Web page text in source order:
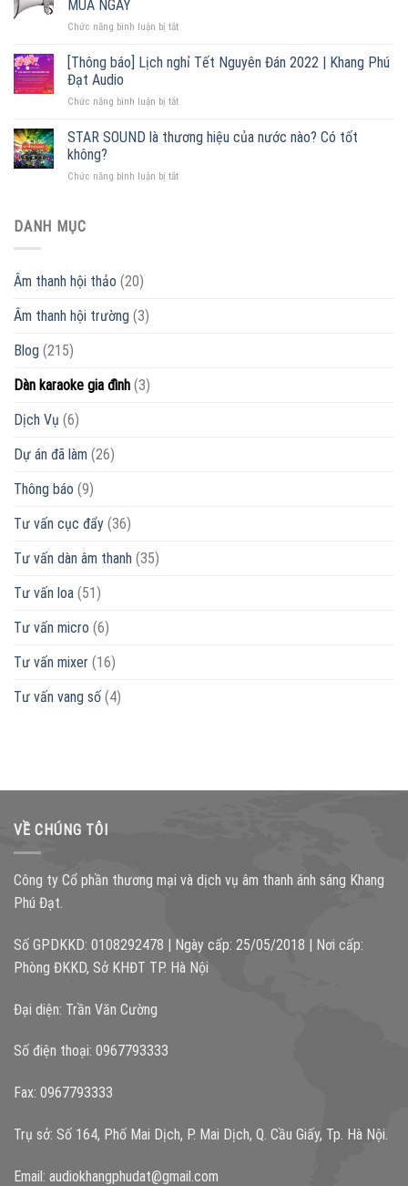
tốt
–
lý
phân
lớn
Miền
MUA NGAY
Chức năng bình luận bị tắtở
tạo
loa
thanh
+
loa
[Thông báo] Lịch nghỉ Tết Nguyên Đán 2022 | Khang Phú
Đạt Audio
Chức năng bình luận bị tắtở
báo]
Tết
STAR SOUND là thương hiệu của nước nào? Có tốt
không?
Chức năng bình luận bị tắtở
DANH MỤC
Âm thanh hội thảo (20)
Âm thanh hội trường (3)
Blog (215)
Dàn karaoke gia đình (3)
Dịch Vụ (6)
Dự án đã làm (26)
Thông báo (9)
Tư vấn cục đẩy (36)
Tư vấn dàn âm thanh (35)
Tư vấn loa (51)
Tư vấn micro (6)
Tư vấn mixer (16)
Tư vấn vang số (4)
VỀ CHÚNG TÔI
Công ty Cổ phần thương mại và dịch vụ âm thanh ánh sáng Khang
Phú Đạt.
Số GPDKKD: 0108292478 | Ngày cấp: 25/05/2018 | Nơi cấp:
Phòng ĐKKD, Sở KHĐT TP. Hà Nội
Đại diện: Trần Văn Cường
Số điện thoại: 0967793333
Fax: 0967793333
Trụ sở: Số 164, Phố Mai Dịch, P. Mai Dịch, Q. Cầu Giấy, Tp. Hà Nội.
Email: audiokhangphudat@gmail.com